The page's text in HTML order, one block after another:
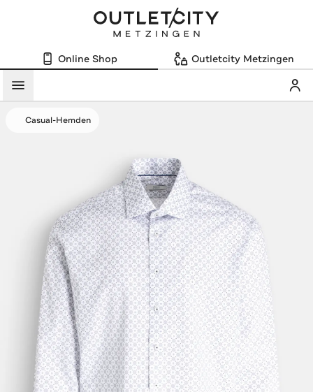
Online Shop Outletcity Metzingen
Menü
Casual-Hemden